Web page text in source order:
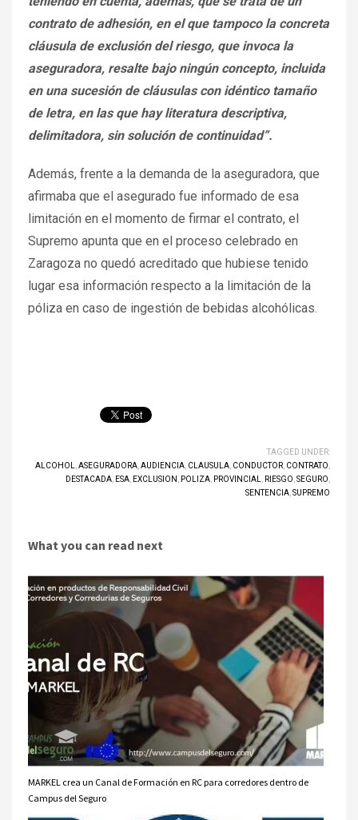
contrato de adhesión, en el que tampoco la concreta
cláusula de exclusión del riesgo, que invoca la
aseguradora, resalte bajo ningún concepto, incluida
en una sucesión de cláusulas con idéntico tamaño
de letra, en las que hay literatura descriptiva,
delimitadora, sin solución de continuidad”.
Además, frente a la demanda de la aseguradora, que
afirmaba que el asegurado fue informado de esa
limitación en el momento de firmar el contrato, el
Supremo apunta que en el proceso celebrado en
Zaragoza no quedó acreditado que hubiese tenido
lugar esa información respecto a la limitación de la
póliza en caso de ingestión de bebidas alcohólicas.
TAGGED UNDER:
ALCOHOL,ASEGURADORA,AUDIENCIA, CLAUSULA, CONDUCTOR, CONTRATO,
DESTACADA, ESA, EXCLUSION , POLIZA, PROVINCIAL, RIESGO,SEGURO,
SENTENCIA,SUPREMO
What you can read next
MARKEL crea un Canal de Formación en RC para corredores dentro de
Campus del Seguro